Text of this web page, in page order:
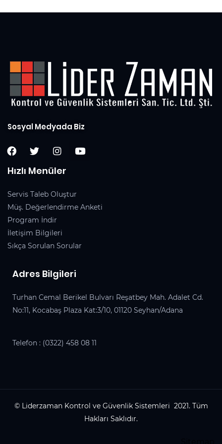
Sosyal Medyada Biz
Hızlı Menüler
Servis Taleb Oluştur
Müş. Değerlendirme Anketi
Program İndir
İletişim Bilgileri
Sıkça Sorulan Sorular
Adres Bilgileri
Turhan Cemal Berikel Bulvarı Reşatbey Mah. Adalet Cd.
No:11, Kocabaş Plaza Kat:3/10, 01120 Seyhan/Adana
Telefon : (0322) 458 08 11
© Liderzaman Kontrol ve Güvenlik Sistemleri 2021. Tüm
Hakları Saklıdır.